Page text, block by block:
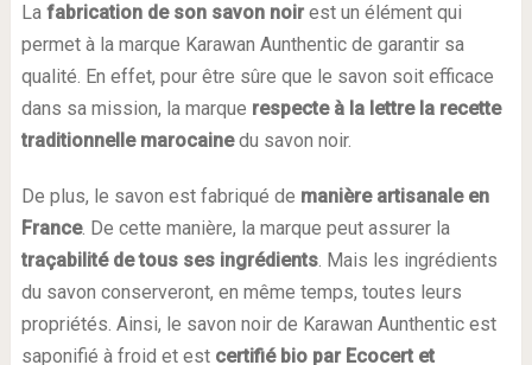
La fabrication de son savon noirest un élément qui
permet à la marque Karawan Aunthentic de garantir sa
qualité. En effet, pour être sûre que le savon soit efficace
dans sa mission, la marque respecte à la lettre la recette
traditionnelle marocainedu savon noir.
De plus, le savon est fabriqué de manière artisanale en
France. De cette manière, la marque peut assurer la
traçabilité de tous ses ingrédients. Mais les ingrédients
du savon conserveront, en même temps, toutes leurs
propriétés. Ainsi, le savon noir de Karawan Aunthentic est
saponifié à froid et est certifié bio par Ecocert et